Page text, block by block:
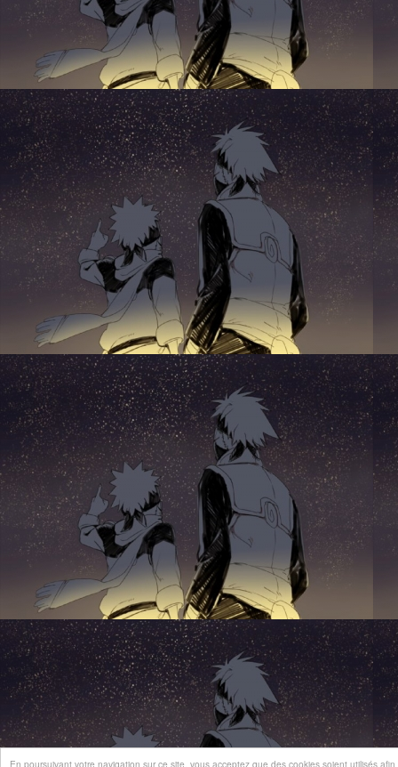
En poursuivant votre navigation sur ce site, vous acceptez que des cookies soient utilisés afin